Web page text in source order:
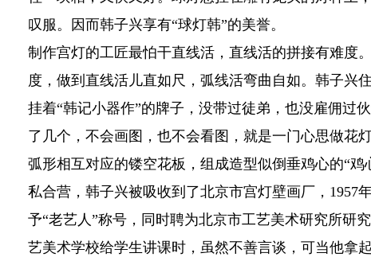
叹服。因而韩子兴享有“球灯韩”的美誉。
制作宫灯的工匠最怕干直线活，直线活的拼接有难度
度，做到直线活儿直如尺，弧线活弯曲自如。韩子兴
挂着“韩记小器作”的牌子，没带过徒弟，也没雇佣过
了几个，不会画图，也不会看图，就是一门心思做花
弧形相互对应的镂空花板，组成造型似倒垂鸡心的“鸡
私合营，韩子兴被吸收到了北京市宫灯壁画厂，1957
予“老艺人”称号，同时聘为北京市工艺美术研究所研
艺美术学校给学生讲课时，虽然不善言谈，可当他拿